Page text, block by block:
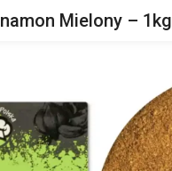
Mielony – 1kg